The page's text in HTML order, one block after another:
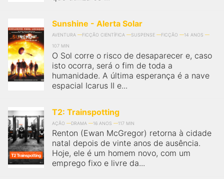
Sunshine - Alerta Solar
AVENTURA FICÇÃO CIENTÍFICA SUSPENSE FICÇÃO
14 ANOS
107 MIN
O Sol corre o risco de desaparecer e, caso
isto ocorra, será o fim de toda a
humanidade. A última esperança é a nave
espacial Icarus II e...
T2: Trainspotting
AÇÃO DRAMA 16 ANOS 117 MIN
Renton (Ewan McGregor) retorna à cidade
natal depois de vinte anos de ausência.
Hoje, ele é um homem novo, com um
emprego fixo e livre da...